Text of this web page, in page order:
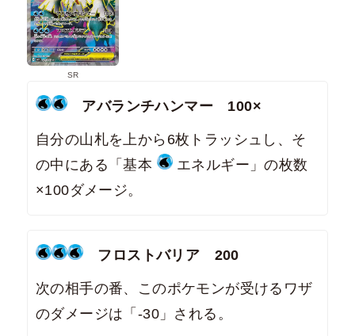
SR
アバランチハンマー 100×
自分の山札を上から6枚トラッシュし、そ
の中にある「基本
エネルギー」の枚数
×100ダメージ。
フロストバリア 200
次の相手の番、このポケモンが受けるワザ
のダメージは「-30」される。